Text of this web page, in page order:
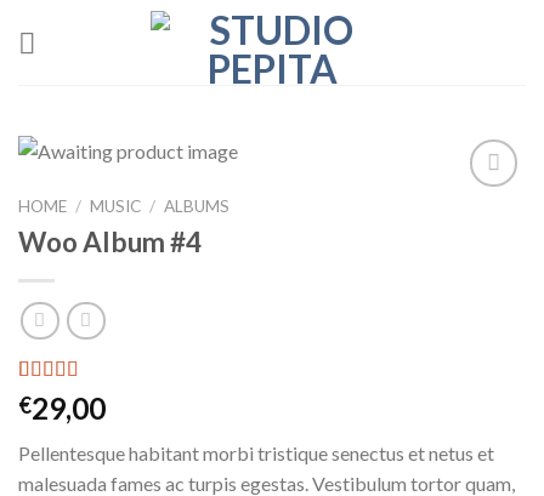
HOME / MUSIC / ALBUMS
Woo Album #4
Rated 5.00
out of 5
2
customer
ratings
€29,00
Pellentesque habitant morbi tristique senectus et netus et
malesuada fames ac turpis egestas. Vestibulum tortor quam,